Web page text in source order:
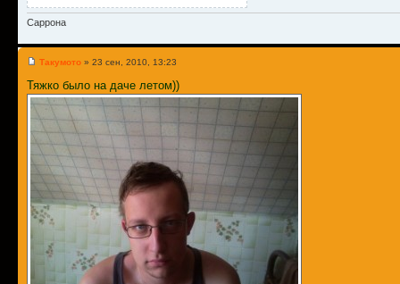
Саррона
Такумото » 23 сен, 2010, 13:23
Тяжко было на даче летом))